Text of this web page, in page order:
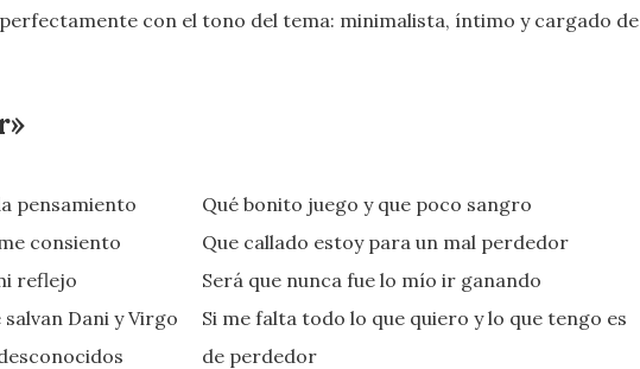
con el tono del tema: minimalista, íntimo y cargado de
pensamiento
consiento
reflejo
Dani y Virgo
Qué bonito juego y que poco sangro
Que callado estoy para un mal perdedor
Será que nunca fue lo mío ir ganando
Si me falta todo lo que quiero y lo que tengo es
de perdedor